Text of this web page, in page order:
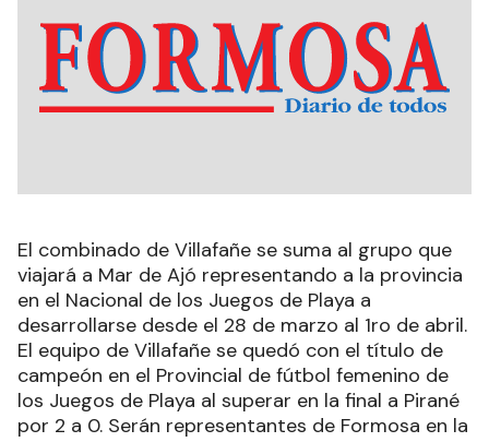
El combinado de Villafañe se suma al grupo que
viajará a Mar de Ajó representando a la provincia
en el Nacional de los Juegos de Playa a
desarrollarse desde el 28 de marzo al 1ro de abril.
El equipo de Villafañe se quedó con el título de
campeón en el Provincial de fútbol femenino de
los Juegos de Playa al superar en la final a Pirané
por 2 a 0. Serán representantes de Formosa en la